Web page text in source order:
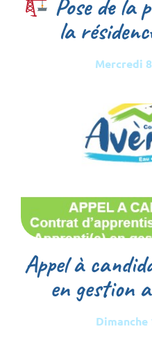
Pose de la
la
Mercredi
Appel à
en gestion
Dimanche